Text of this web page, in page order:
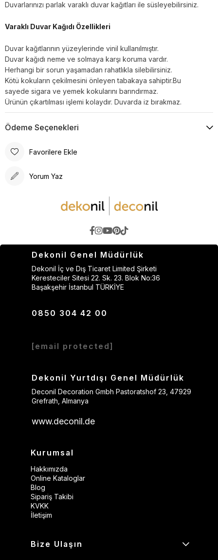
Duvarlarınızı parlak varaklı duvar kağıtları ile süsleyebilirsiniz.
Varaklı Duvar Kağıdı Özellikleri
Duvar kağıtlarının yüzeylerinde vinil kullanılmıştır.
Duvar kağıdı neme ve solmaya karşı koruma vardır.
Herhangi bir sorun yaşamadan rahatlıkla silebilirsiniz.
Kötü kokuların çekilmesini önleyen tabakaya sahiptir.Bu
sayede sigara ve yemek kokularını barındırmaz.
Ürünün çıkartılması işlemi kolaydır. Duvarda iz bırakmaz.
Ödeme Seçenekleri
Favorilere Ekle
Yorum Yaz
Dekonil Genel Müdürlük
Dekonil İç ve Dış Ticaret Limited Şirketi
Keresteciler Sitesi 22. Sk. 23. Blok No:36
Başakşehir İstanbul TÜRKİYE
0850 304 42 00
[email protected]
Dekonil Yurtdışı Genel Müdürlük
Deconil Decoration Gmbh Pastoratshof 23, 47929
Grefrath, Almanya
www.deconil.de
Kurumsal
Hakkımızda
Online Kataloglar
Blog
Sipariş Takibi
KVKK
İletişim
Bize Ulaşın